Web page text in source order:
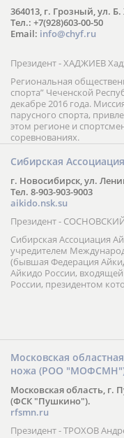
364013, г. Грозный, ул.
Тел.: +7(928)603-00-50
Email: info@chyf.ru
Президент - ХАДЖИЕВ
Региональная
спорта” Чеченской
декабре 2016 года.
парусного спорта,
этом регионе и
соревнованиях.
Сибирская
г. Новосибирск, ул.
Тел. 8-903-903-9003
aikido.nsk.su
Президент -
Сибирская Ассоциация
учредителем
(бывшая Федерация
Айкидо России,
России, президентом
Московская
ножа (РОО
Московская область, г.
(ФСК "Пушкино").
rfsmn.ru
Президент - ТРОХОВ